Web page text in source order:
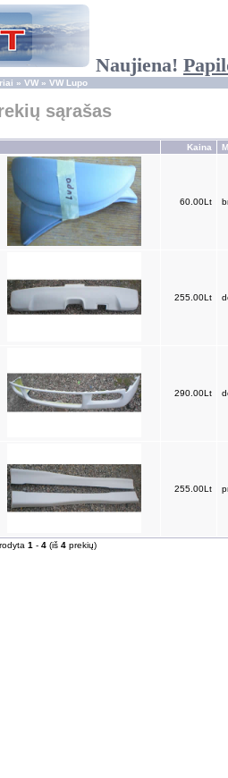
Naujiena!
» VW » VW Lupo
sąrašas
Kaina
60.00Lt
255.00Lt
290.00Lt
255.00Lt
1 - 4 (iš 4 prekių)